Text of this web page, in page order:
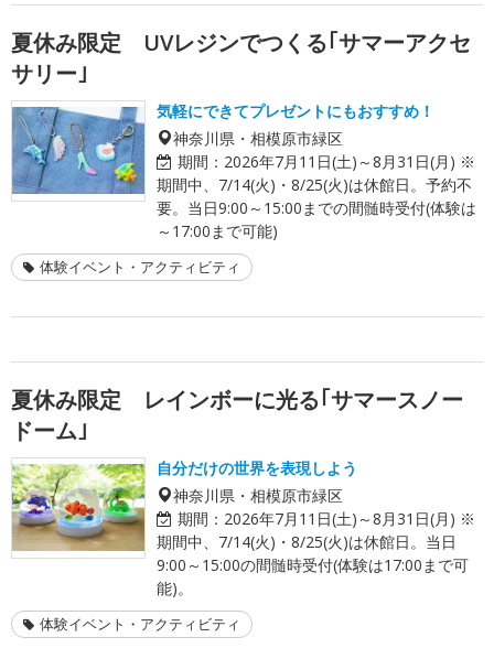
夏休み限定 UVレジンでつくる｢サマーアクセ
サリー｣
気軽にできてプレゼントにもおすすめ！
神奈川県・相模原市緑区
期間： 2026年7月11日(土)～8月31日(月) ※
期間中、7/14(火)・8/25(火)は休館日。予約不
要。当日9:00～15:00までの間髄時受付(体験は
～17:00まで可能)
体験イベント・アクティビティ
夏休み限定 レインボーに光る｢サマースノー
ドーム｣
自分だけの世界を表現しよう
神奈川県・相模原市緑区
期間： 2026年7月11日(土)～8月31日(月) ※
期間中、7/14(火)・8/25(火)は休館日。当日
9:00～15:00の間髄時受付(体験は17:00まで可
能)。
体験イベント・アクティビティ